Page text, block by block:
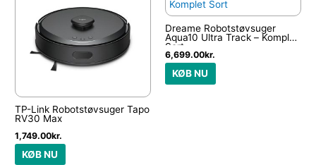
TP-Link Robotstøvsuger Tapo
RV30 Max
1,749.00kr.
KØB NU
Dreame Robotstøvsuger
Aqua10 Ultra Track – Komplet
Sort
6,699.00kr.
KØB NU